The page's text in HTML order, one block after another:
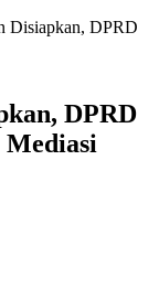
Disiapkan, DPRD
DPRD